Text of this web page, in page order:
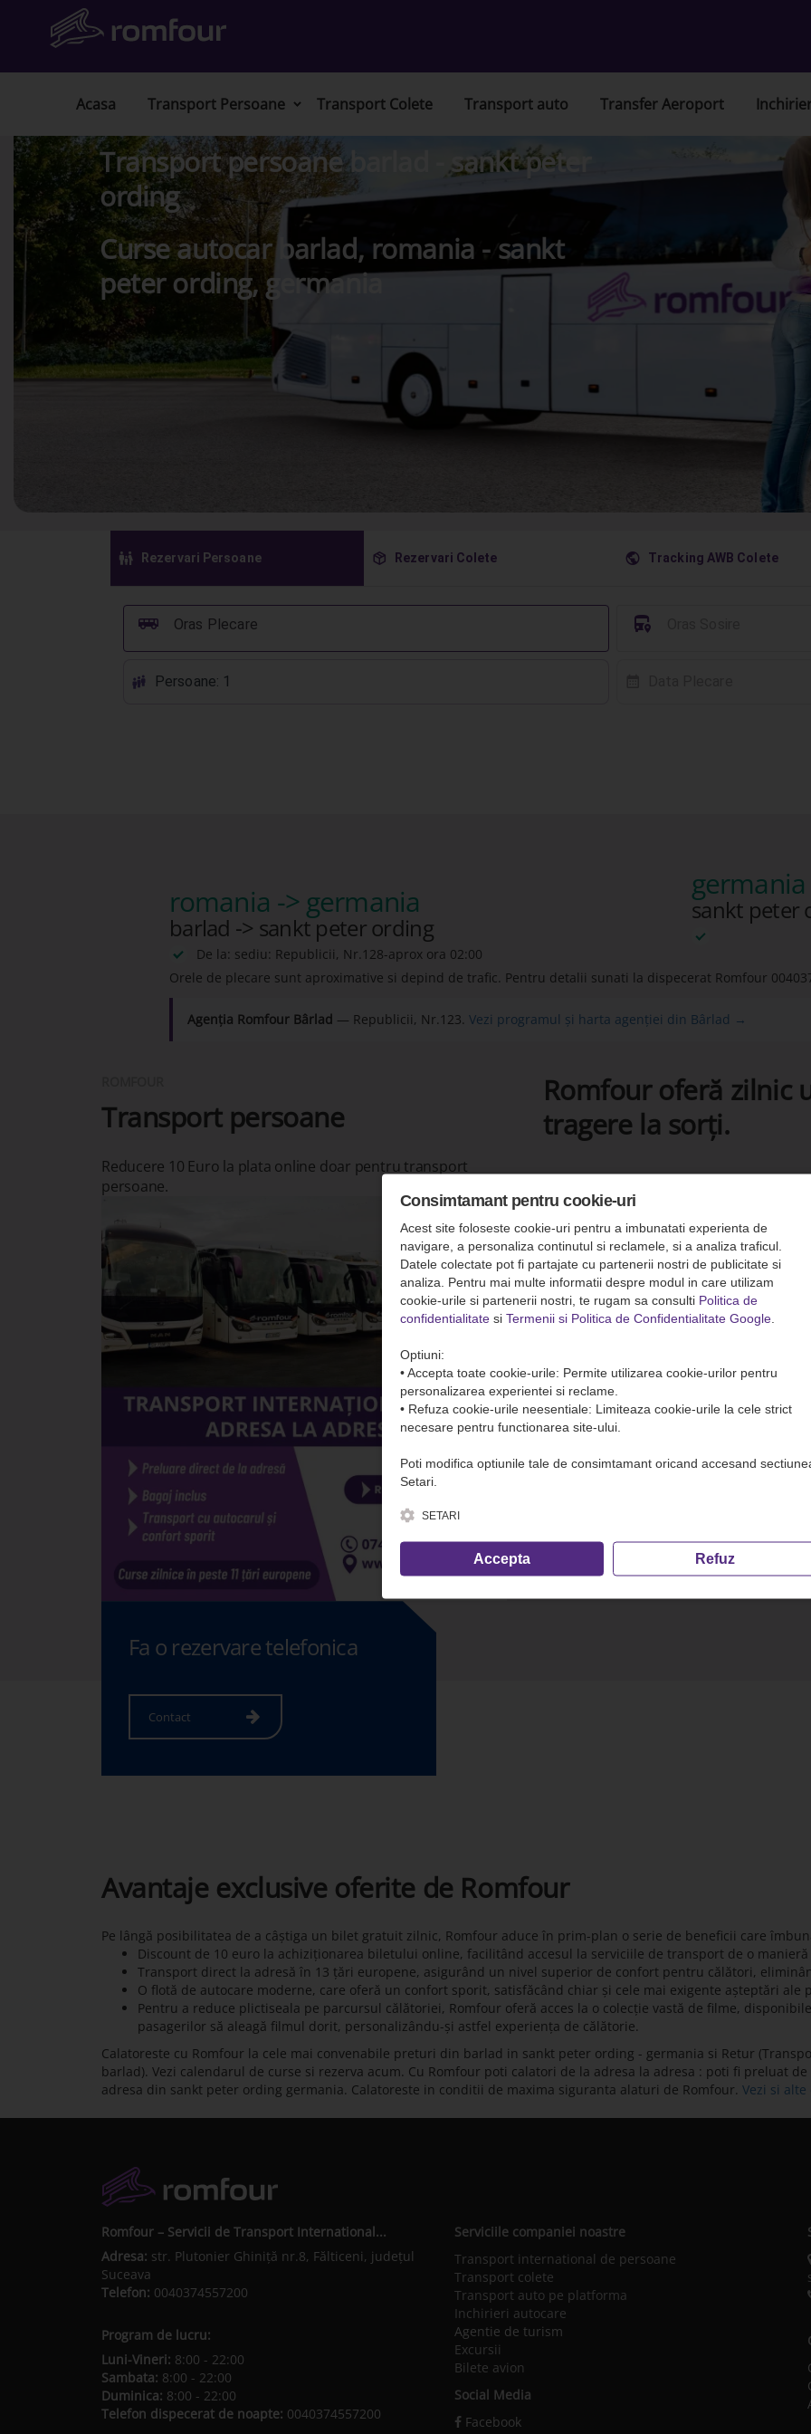
Acasa Transport Persoane Transport Colete Transport auto Transfer Aeroport
Transport persoane barlad - sankt peter
ording
Curse autocar barlad, romania - sankt
peter ording, germania
󱠣 Rezervari Persoane 󰏗 Rezervari Colete 󰇧 Tracking AWB Colete
Oras Plecare
󰞠 󱈒
󱕱 Persoane: 1
romania -> germania
barlad -> sankt peter ording
De la: sediu: Republicii, Nr.128-aprox ora 02:00
sankt peter
Orele de plecare sunt aproximative si depind de trafic. Pentru detalii sunati la dispecerat Romfour
Agenția Romfour Bârlad — Republicii, Nr.123. Vezi programul și harta agenției din Bârlad →
Transport persoane
Reducere 10 Euro la plata online doar pentru transport
persoane.
Fa o rezervare telefonica
Contact
Romfour oferă zilnic
tragere la sorți.
Avantaje exclusive oferite de Romfour
Pe lângă posibilitatea de a câștiga un bilet gratuit zilnic, Romfour aduce în prim-plan o serie de beneficii care
Discount de 10 euro la achiziționarea biletului online, facilitând accesul la serviciile de transport de o
Transport direct la adresă în 13 țări europene, asigurând un nivel superior de confort pentru călători,
O flotă de autocare moderne, care oferă un confort sporit, satisfăcând chiar și cele mai exigente așteptări ale
Pentru a reduce plictiseala pe parcursul călătoriei, Romfour oferă acces la o colecție vastă de filme,
pasagerilor să aleagă filmul dorit, personalizându-și astfel experiența de călătorie.
Calatoreste cu Romfour la cele mai convenabile preturi din barlad in sankt peter ording - germania si Retur
barlad). Vezi calendarul de curse si rezerva acum. Cu Romfour poti calatori de la adresa la adresa : poti fi preluat
adresa din sankt peter ording germania. Calatoreste in conditii de maxima siguranta alaturi de Romfour. Vezi si
Romfour – Servicii de Transport International...
Adresa: str. Plutonier Ghiniţă nr.8, Fălticeni, judeţul
Suceava
Telefon: 0040374557200
Program de lucru:
Luni-Vineri: 8:00 - 22:00
Sambata: 8:00 - 22:00
Duminica: 8:00 - 22:00
Telefon dispecerat de noapte: 0040374557200
Serviciile companiei noastre
Transport international de persoane
Transport colete
Transport auto pe platforma
Inchirieri autocare
Agentie de turism
Excursii
Bilete avion
Social Media
Facebook
Consimtamant pentru cookie-uri
Acest site foloseste cookie-uri pentru a imbunatati experienta de
navigare, a personaliza continutul si reclamele, si a analiza traficul.
Datele colectate pot fi partajate cu partenerii nostri de publicitate si
analiza. Pentru mai multe informatii despre modul in care utilizam
cookie-urile si partenerii nostri, te rugam sa consulti Politica de
confidentialitate si Termenii si Politica de Confidentialitate Google
Optiuni:
• Accepta toate cookie-urile: Permite utilizarea cookie-urilor pentru
personalizarea experientei si reclame.
• Refuza cookie-urile neesentiale: Limiteaza cookie-urile la cele strict
necesare pentru functionarea site-ului.
Poti modifica optiunile tale de consimtamant oricand accesand
Setari.
SETARI
Accepta Refuz